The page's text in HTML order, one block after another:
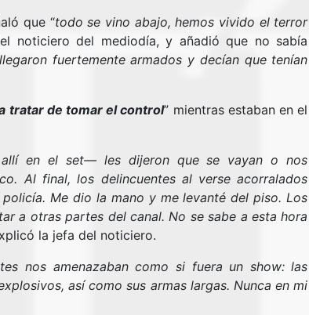
que “todo se vino abajo, hemos vivido el terror
noticiero del mediodía, y añadió que no sabía
fuertemente armados y decían que tenían
tratar de tomar el control” mientras estaban en el
allí en el set— les dijeron que se vayan o nos
Al final, los delincuentes al verse acorralados
Me dio la mano y me levanté del piso. Los
a otras partes del canal. No se sabe a esta hora
la jefa del noticiero.
nos amenazaban como si fuera un show: las
así como sus armas largas. Nunca en mi